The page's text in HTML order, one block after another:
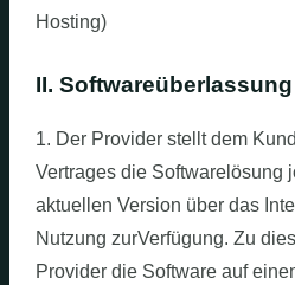
Hosting)
II. Softwareüberlassung
1. Der Provider stellt dem
Vertrages die Softwarelösung
aktuellen Version über das
Nutzung zurVerfügung. Zu
Provider die Software auf